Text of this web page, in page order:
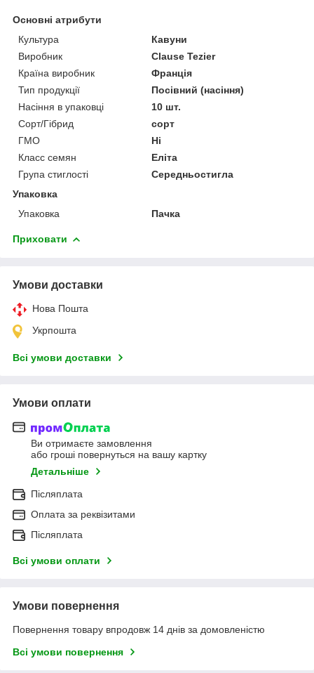
Основні атрибути
Культура
Кавуни
Виробник
Clause Tezier
Країна виробник
Франція
Тип продукції
Посівний (насіння)
Насіння в упаковці
10 шт.
Сорт/Гібрид
сорт
ГМО
Ні
Класс семян
Еліта
Група стиглості
Середньостигла
Упаковка
Упаковка
Пачка
Приховати
Умови доставки
Нова Пошта
Укрпошта
Всі умови доставки
Умови оплати
Ви отримаєте замовлення
або гроші повернуться на вашу картку
Детальніше
Післяплата
Оплата за реквізитами
Післяплата
Всі умови оплати
Умови повернення
Повернення товару впродовж 14 днів за домовленістю
Всі умови повернення